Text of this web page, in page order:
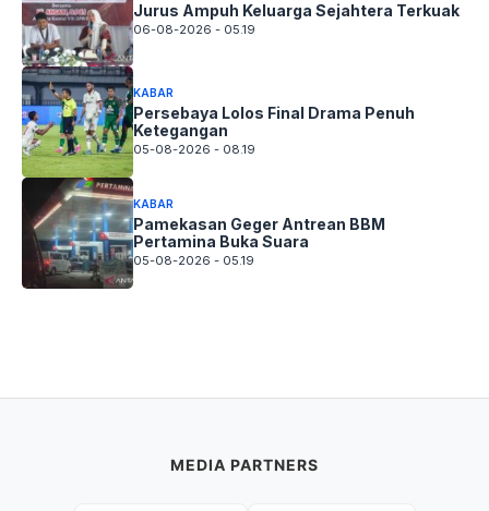
Jurus Ampuh Keluarga Sejahtera Terkuak
06-08-2026 - 05.19
KABAR
Persebaya Lolos Final Drama Penuh
Ketegangan
05-08-2026 - 08.19
KABAR
Pamekasan Geger Antrean BBM
Pertamina Buka Suara
05-08-2026 - 05.19
MEDIA PARTNERS